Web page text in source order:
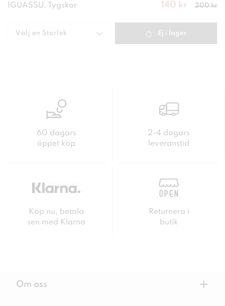
IGUASSU, Tygskor
Nuvarande
krTidigare
pris
140 kr 200 kr
Välj en Storlek Ej i lager
60 dagars
öppet köp
2-4 dagars
leveranstid
Köp nu, betala
sen med Klarna
Returnera i
butik
Om oss +